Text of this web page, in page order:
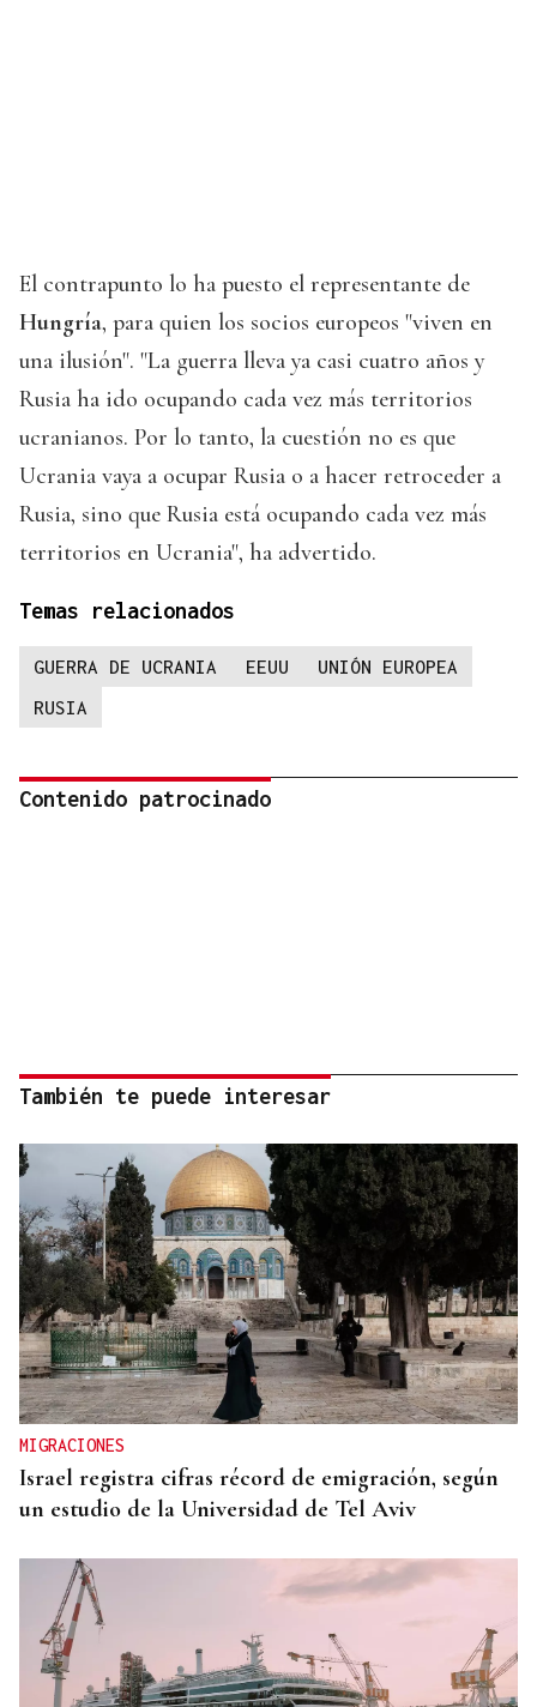
El contrapunto lo ha puesto el representante de
Hungría, para quien los socios europeos "viven en
una ilusión". "La guerra lleva ya casi cuatro años y
Rusia ha ido ocupando cada vez más territorios
ucranianos. Por lo tanto, la cuestión no es que
Ucrania vaya a ocupar Rusia o a hacer retroceder a
Rusia, sino que Rusia está ocupando cada vez más
territorios en Ucrania", ha advertido.
Temas relacionados
GUERRA DE UCRANIA EEUU
UNIÓN EUROPEA
RUSIA
Contenido patrocinado
También te puede interesar
MIGRACIONES
Israel registra cifras récord de emigración, según
un estudio de la Universidad de Tel Aviv